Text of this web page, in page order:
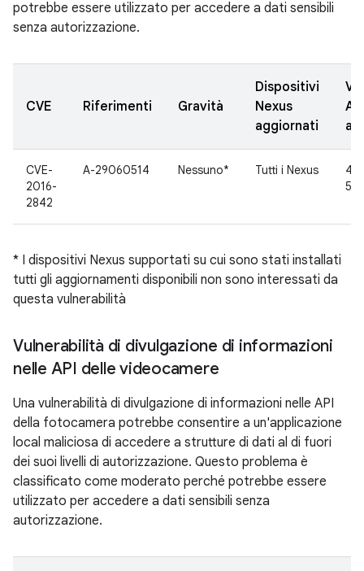
potrebbe essere utilizzato per accedere a dati sensibili
senza autorizzazione.
CVE Riferimenti Gravità
Dispositivi
Nexus
aggiornati
CVE-
2016-
2842
A-29060514 Nessuno* Tutti i Nexus
* I dispositivi Nexus supportati su cui sono stati installati
tutti gli aggiornamenti disponibili non sono interessati da
questa vulnerabilità
Vulnerabilità di divulgazione di informazioni
nelle API delle videocamere
Una vulnerabilità di divulgazione di informazioni nelle API
della fotocamera potrebbe consentire a un'applicazione
local maliciosa di accedere a strutture di dati al di fuori
dei suoi livelli di autorizzazione. Questo problema è
classificato come moderato perché potrebbe essere
utilizzato per accedere a dati sensibili senza
autorizzazione.